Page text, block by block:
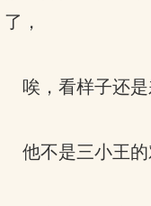
了，
唉，看样子还是
他不是三小王的